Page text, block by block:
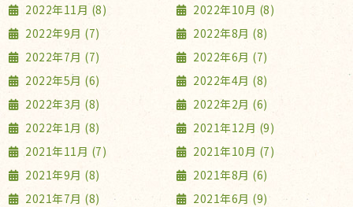
2022年11月 (8)
2022年10月 (8)
2022年9月 (7)
2022年8月 (8)
2022年7月 (7)
2022年6月 (7)
2022年5月 (6)
2022年4月 (8)
2022年3月 (8)
2022年2月 (6)
2022年1月 (8)
2021年12月 (9)
2021年11月 (7)
2021年10月 (7)
2021年9月 (8)
2021年8月 (6)
2021年7月 (8)
2021年6月 (9)